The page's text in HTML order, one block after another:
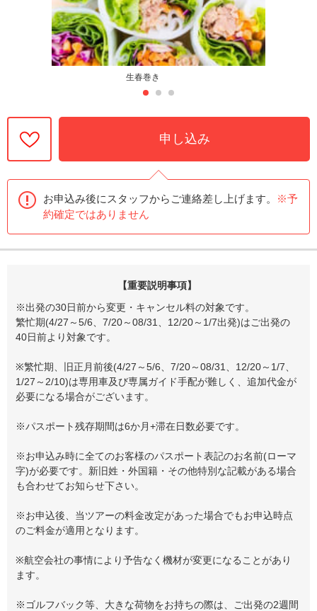
生春巻き
申し込み
お申込み後にスタッフからご連絡差し上げます。
※予
約確定ではありません
【重要説明事項】
※出発の30日前から変更・キャンセル料の対象です。
繁忙期(4/27～5/6、7/20～08/31、12/20～1/7出発)はご出発の
40日前より対象です。
※繁忙期、旧正月前後(4/27～5/6、7/20～08/31、12/20～1/7、
1/27～2/10)は専用車及び専属ガイド手配が難しく、追加代金が
必要になる場合がございます。
※パスポート残存期間は6か月+滞在日数必要です。
※お申込み時に全てのお客様のパスポート表記のお名前(ローマ
字)が必要です。新旧姓・外国籍・その他特別な記載がある場合
も合わせてお知らせ下さい。
※お申込後、当ツアーの料金改定があった場合でもお申込時点
のご料金が適用となります。
※航空会社の事情により予告なく機材が変更になることがあり
ます。
※ゴルフバック等、大きな荷物をお持ちの際は、ご出発の2週間